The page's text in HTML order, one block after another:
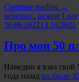
Continue reading «Топ
100
из
х»
→
Categories:
меморис, разное
30.06.202213.10.2022
Про мои 50
Намедни я взял свой
года назад их было 20